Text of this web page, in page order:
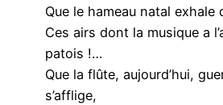
Que le hameau natal exhale
Ces airs dont la musique a
patois !…
Que la flûte, aujourd’hui,
s’afflige,